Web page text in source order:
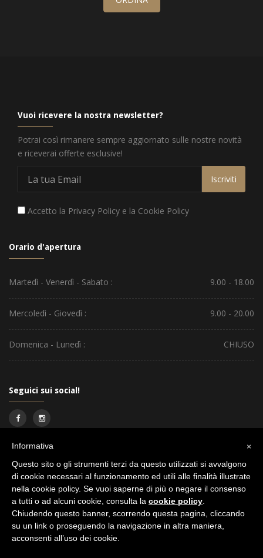
Vuoi ricevere la nostra newsletter?
Potrai così rimanere sempre aggiornato sulle nostre novità
e riceverai offerte esclusive!
Iscriviti
Accetto la Privacy Policy e la Cookie Policy
Orario d'apertura
Martedì - Venerdì - Sabato : 9.00 - 18.00
Mercoledì - Giovedì : 9.00 - 20.00
Domenica - Lunedì : CHIUSO
Seguici sui social!
Primero Hair Salon S.A.S. Copyright ©2017 tutti i diritti riservati.PRIVACY
COOKIE POLICY
×
Informativa
Questo sito o gli strumenti terzi da questo utilizzati si avvalgono
di cookie necessari al funzionamento ed utili alle finalità illustrate
nella cookie policy. Se vuoi saperne di più o negare il consenso
a tutti o ad alcuni cookie, consulta la cookie policy
Chiudendo questo banner, scorrendo questa pagina, cliccando
su un link o proseguendo la navigazione in altra maniera,
acconsenti all’uso dei cookie.